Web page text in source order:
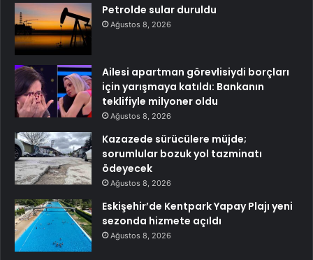
Petrolde sular duruldu
Ağustos 8, 2026
Ailesi apartman görevlisiydi borçları
için yarışmaya katıldı: Bankanın
teklifiyle milyoner oldu
Ağustos 8, 2026
Kazazede sürücülere müjde;
sorumlular bozuk yol tazminatı
ödeyecek
Ağustos 8, 2026
Eskişehir’de Kentpark Yapay Plajı yeni
sezonda hizmete açıldı
Ağustos 8, 2026